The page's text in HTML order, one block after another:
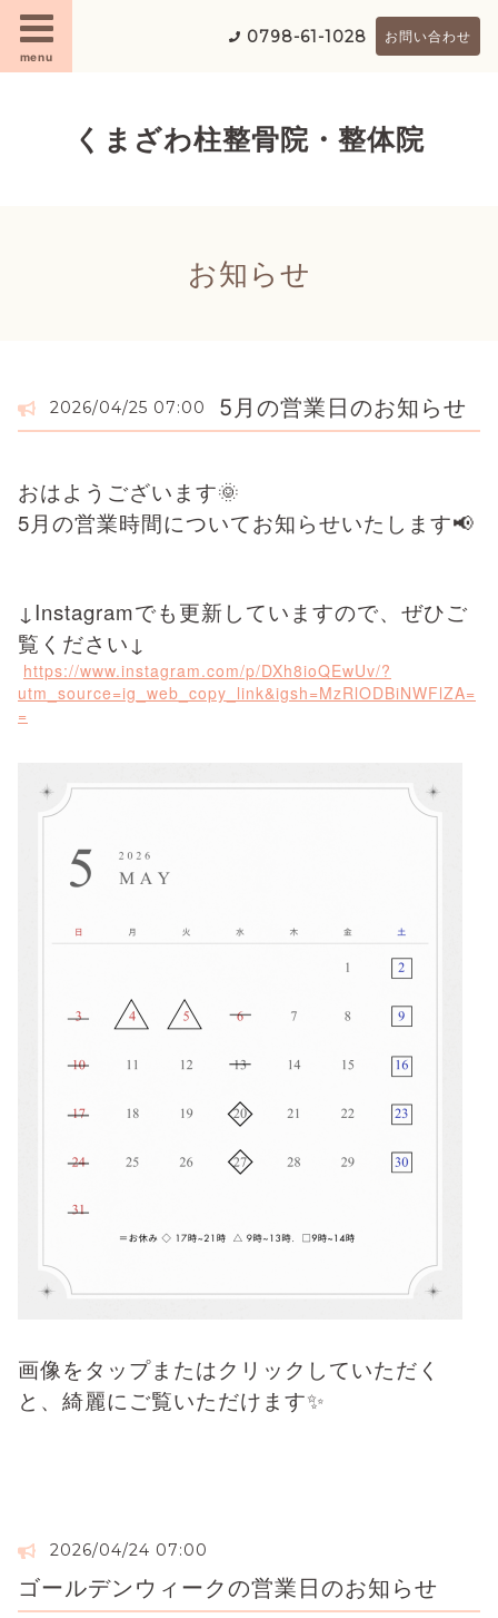
menu
0798-61-1028 お問い合わせ
くまざわ柱整骨院・整体院
お知らせ
2026/04/25 07:00 5月の営業日のお知らせ
おはようございます🌞
5月の営業時間についてお知らせいたします📢
↓Instagramでも更新していますので、ぜひご
覧ください↓
https://www.instagram.com/p/DXh8ioQEwUv/?
utm_source=ig_web_copy_link&igsh=MzRlODBiNWFlZA=
=
画像をタップまたはクリックしていただく
と、綺麗にご覧いただけます✨
2026/04/24 07:00
ゴールデンウィークの営業日のお知らせ